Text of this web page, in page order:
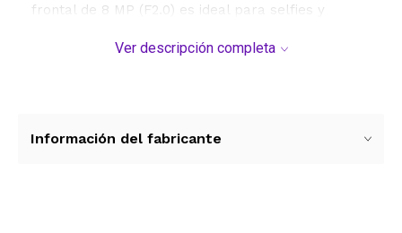
frontal de 8 MP (F2.0) es ideal para selfies y
109,5 GB disponibles para el usuario) y 4 GB de
Ver descripción completa
Información del fabricante